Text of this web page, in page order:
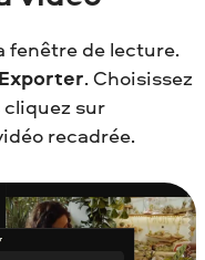
fenêtre de lecture.
Exporter. Choisissez
sur
recadrée.